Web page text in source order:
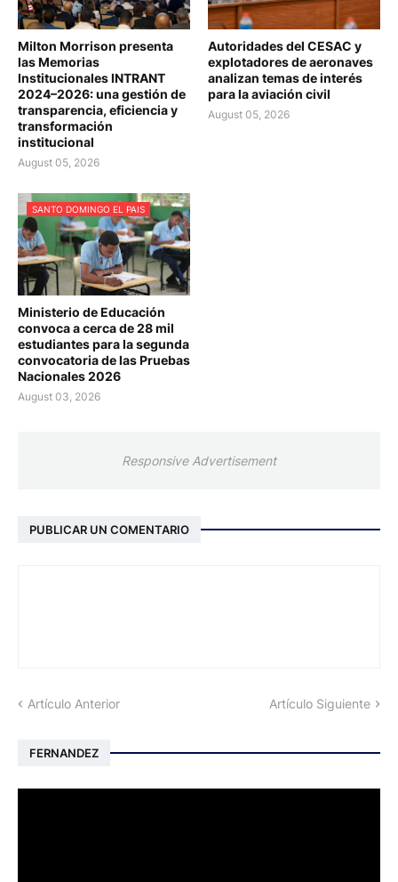
Milton Morrison presenta
las Memorias
Institucionales INTRANT
2024–2026: una gestión de
transparencia, eficiencia y
transformación
institucional
August 05, 2026
Autoridades del CESAC y
explotadores de aeronaves
analizan temas de interés
para la aviación civil
August 05, 2026
SANTO DOMINGO EL PAIS
Ministerio de Educación
convoca a cerca de 28 mil
estudiantes para la segunda
convocatoria de las Pruebas
Nacionales 2026
August 03, 2026
Responsive Advertisement
PUBLICAR UN COMENTARIO
Artículo Anterior Artículo Siguiente
FERNANDEZ